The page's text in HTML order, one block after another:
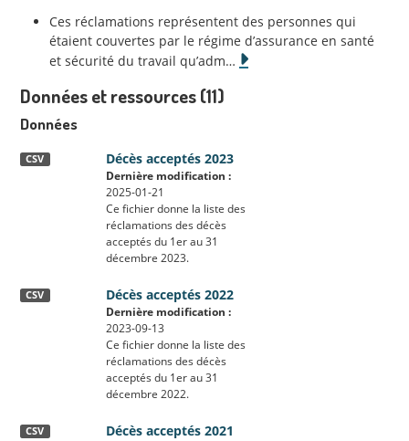
Ces réclamations représentent des personnes qui
étaient couvertes par le régime d’assurance en santé
et sécurité du travail qu’adm…
Données et ressources (11)
Données
Décès acceptés 2023
CSV
Dernière modification :
2025-01-21
Ce fichier donne la liste des
réclamations des décès
acceptés du 1er au 31
décembre 2023.
Décès acceptés 2022
CSV
Dernière modification :
2023-09-13
Ce fichier donne la liste des
réclamations des décès
acceptés du 1er au 31
décembre 2022.
Décès acceptés 2021
CSV